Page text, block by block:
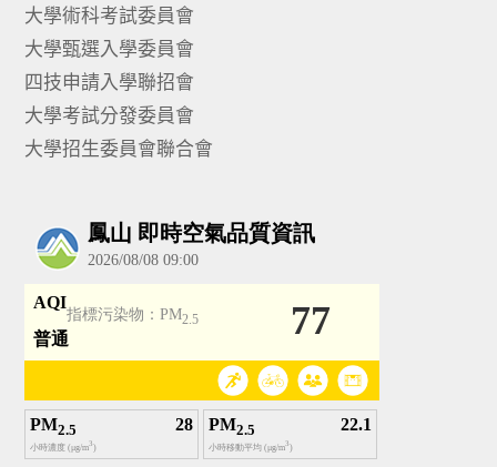
大學術科考試委員會
大學甄選入學委員會
四技申請入學聯招會
大學考試分發委員會
大學招生委員會聯合會